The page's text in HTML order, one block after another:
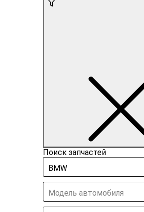
Поиск запчастей
BMW
Модель автомобиля